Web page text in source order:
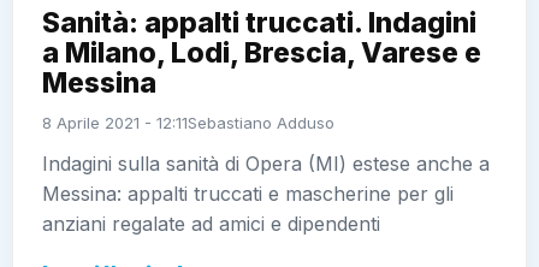
Sanità: appalti truccati. Indagini
a Milano, Lodi, Brescia, Varese e
Messina
8 Aprile 2021 - 12:11Sebastiano Adduso
Indagini sulla sanità di Opera (MI) estese anche a
Messina: appalti truccati e mascherine per gli
anziani regalate ad amici e dipendenti